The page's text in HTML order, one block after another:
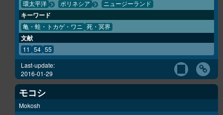
環太平洋 ポリネシア ニュージーランド
キーワード
亀・蛙・トカゲ・ワニ 死・冥界
文献
11 54 55
Last-update:
2016-01-29
モコシ
Mokosh